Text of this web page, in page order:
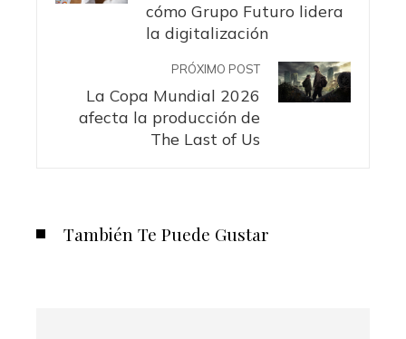
cómo Grupo Futuro lidera
la digitalización
PRÓXIMO POST
La Copa Mundial 2026
afecta la producción de
The Last of Us
También Te Puede Gustar